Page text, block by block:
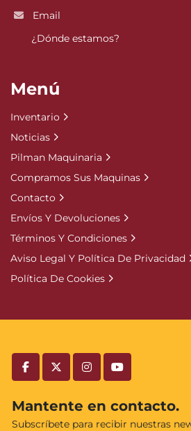
facebooktwitterinstagramyoutube
Mantente en contacto.
Subscríbete para recibir nuestras
Email
¿Dónde estamos?
Menú
Inventario
Noticias
Pilman Maquinaria
Compramos Sus Maquinas
Contacto
Envíos Y Devoluciones
Términos Y Condiciones
Aviso Legal Y Política De Privacidad
Política De Cookies